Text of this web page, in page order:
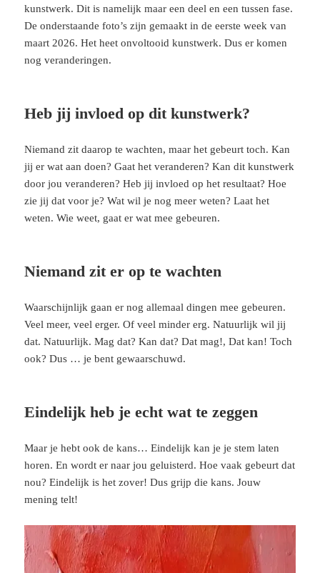
kunstwerk. Dit is namelijk maar een deel en een tussen fase.
De onderstaande foto’s zijn gemaakt in de eerste week van
maart 2026. Het heet onvoltooid kunstwerk. Dus er komen
nog veranderingen.
Heb jij invloed op dit kunstwerk?
Niemand zit daarop te wachten, maar het gebeurt toch. Kan
jij er wat aan doen? Gaat het veranderen? Kan dit kunstwerk
door jou veranderen? Heb jij invloed op het resultaat? Hoe
zie jij dat voor je? Wat wil je nog meer weten? Laat het
weten. Wie weet, gaat er wat mee gebeuren.
Niemand zit er op te wachten
Waarschijnlijk gaan er nog allemaal dingen mee gebeuren.
Veel meer, veel erger. Of veel minder erg. Natuurlijk wil jij
dat. Natuurlijk. Mag dat? Kan dat? Dat mag!, Dat kan! Toch
ook? Dus … je bent gewaarschuwd.
Eindelijk heb je echt wat te zeggen
Maar je hebt ook de kans… Eindelijk kan je je stem laten
horen. En wordt er naar jou geluisterd. Hoe vaak gebeurt dat
nou? Eindelijk is het zover! Dus grijp die kans. Jouw
mening telt!